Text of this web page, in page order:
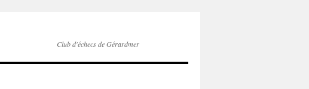
Club d'échecs de Gérardmer